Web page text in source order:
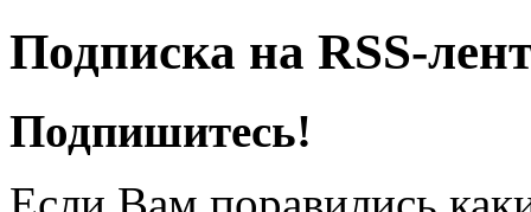
Подписка на RSS-
Подпишитесь!